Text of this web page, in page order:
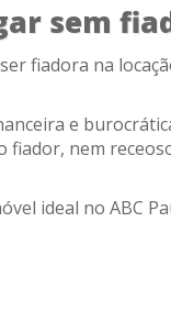
sem
fiadora na
e
nem
ideal no ABC